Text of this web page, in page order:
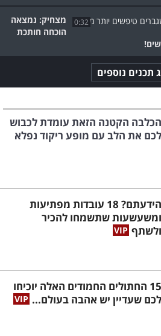
0:32
מצחיק: נמצאה
הוכחה חותכת
תכנים נוספים
הכלבה הקטנה הזאת עומדת לכבוש
לכם את הלב עם מופע ריקוד נפלא
הידעתם? 18 עובדות מפתיעות
ומשעשעות שתשמחו להכיר
ולשתף
15 החתולים החמודים האלה יוכיחו
לכם שעדיין יש אהבה בעולם...